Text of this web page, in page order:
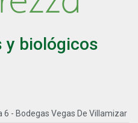
y biológicos
6 - Bodegas Vegas De Villamizar